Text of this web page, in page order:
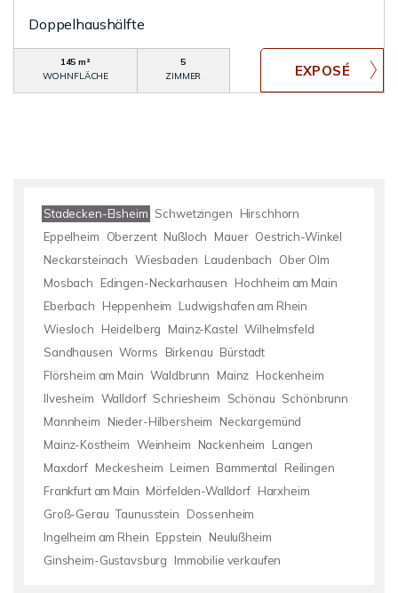
Doppelhaushälfte
145 m²
WOHNFLÄCHE
5
ZIMMER
Stadecken-Elsheim Schwetzingen
Hirschhorn
Eppelheim
Oberzent Nußloch Mauer Oestrich-Winkel
Neckarsteinach Wiesbaden Laudenbach
Ober Olm
Mosbach
Edingen-Neckarhausen
Hochheim am Main
Eberbach
Heppenheim
Ludwigshafen am Rhein
Wiesloch
Heidelberg Mainz-Kastel Wilhelmsfeld
Sandhausen Worms Birkenau Bürstadt
Flörsheim am Main Waldbrunn Mainz Hockenheim
Ilvesheim Walldorf Schriesheim Schönau Schönbrunn
Mannheim
Nieder-Hilbersheim
Neckargemünd
Mainz-Kostheim Weinheim Nackenheim
Langen
Maxdorf Meckesheim Leimen Bammental
Reilingen
Frankfurt am Main Mörfelden-Walldorf Harxheim
Groß-Gerau Taunusstein
Dossenheim
Ingelheim am Rhein Eppstein
Neulußheim
Ginsheim-Gustavsburg
Immobilie verkaufen